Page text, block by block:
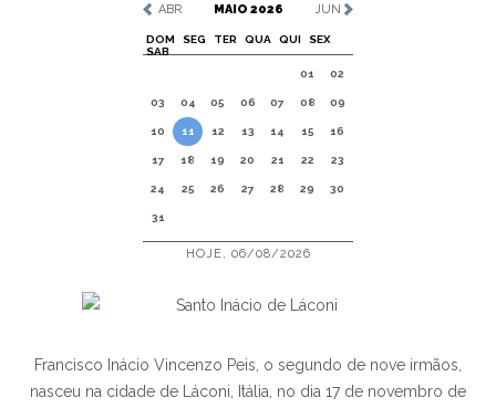
ABR MAIO 2026 JUN
DOM SEG TER QUA QUI
SEX
SAB
01
02
03 04 05 06 07 08 09
10 11 12 13 14 15 16
17 18 19 20 21 22 23
24 25 26 27 28 29 30
31
HOJE, 06/08/2026
Francisco Inácio Vincenzo Peis, o segundo de nove irmãos,
nasceu na cidade de Láconi, Itália, no dia 17 de novembro de